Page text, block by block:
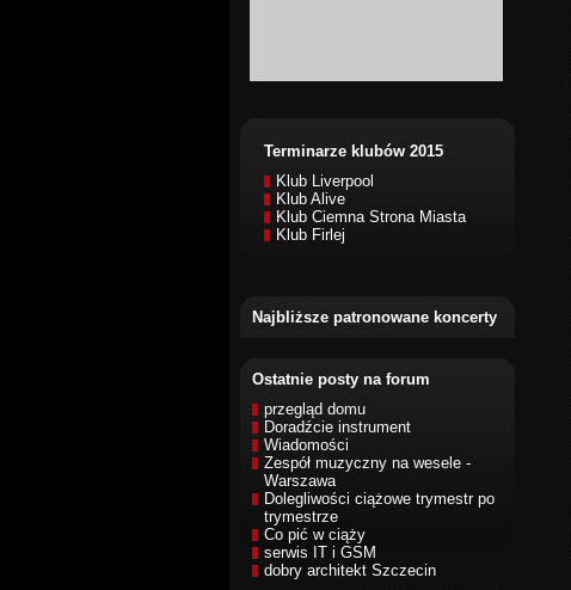
Terminarze klubów 2015
Klub Liverpool
Klub Alive
Klub Ciemna Strona Miasta
Klub Firlej
Najbliższe patronowane koncerty
Ostatnie posty na forum
przegląd domu
Doradźcie instrument
Wiadomości
Zespół muzyczny na wesele -
Warszawa
Dolegliwości ciążowe trymestr po
trymestrze
Co pić w ciąży
serwis IT i GSM
dobry architekt Szczecin